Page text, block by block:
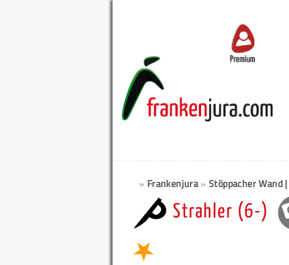
Premium
» Frankenjura»Stöppacher Wand
Strahler (6-)